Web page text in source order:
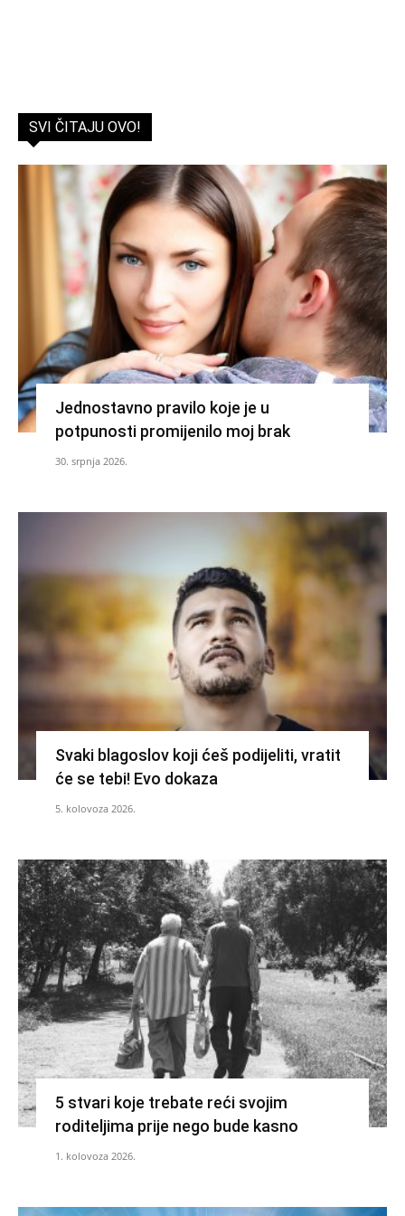
SVI ČITAJU OVO!
Jednostavno pravilo koje je u
potpunosti promijenilo moj brak
30. srpnja 2026.
Svaki blagoslov koji ćeš podijeliti, vratit
će se tebi! Evo dokaza
5. kolovoza 2026.
5 stvari koje trebate reći svojim
roditeljima prije nego bude kasno
1. kolovoza 2026.